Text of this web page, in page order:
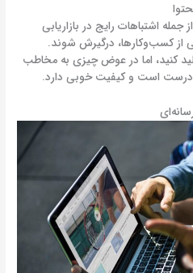
اشتباهات رایج در بازاریابی
کسب‌وکارها، درگیرش شوند.
کنید، اما در عوض چیزی به مخاطب
درست است و کیفیت خوبی دارد.